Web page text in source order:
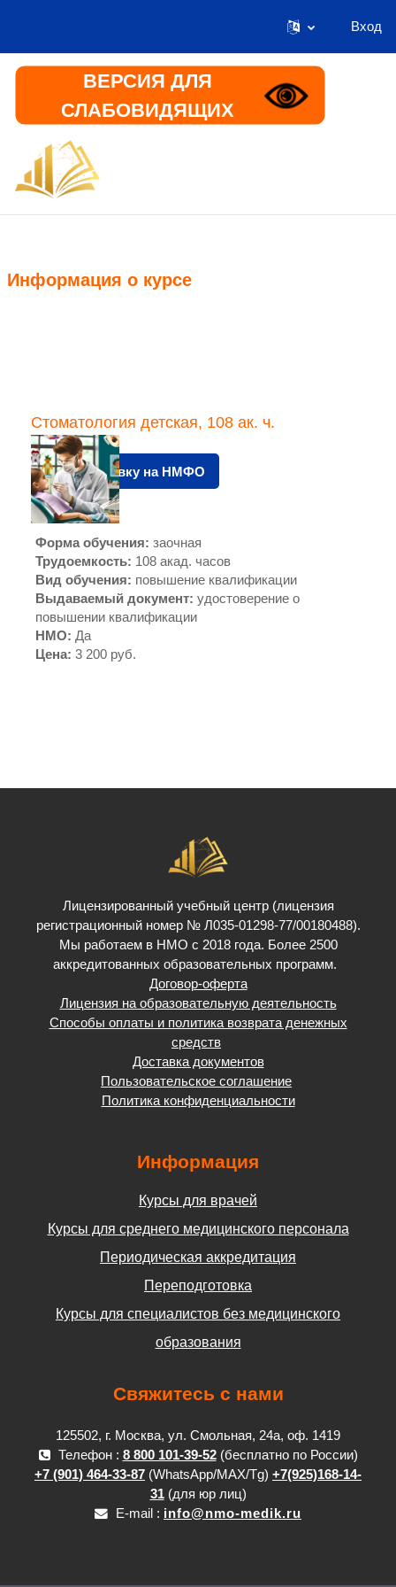
ВЕРСИЯ ДЛЯ
СЛАБОВИДЯЩИХ
Вход
Информация о курсе
Стоматология детская, 108 ак. ч.
Подать заявку на НМФО
Форма обучения: заочная
Трудоемкость: 108 акад. часов
Вид обучения: повышение квалификации
Выдаваемый документ: удостоверение о
повышении квалификации
НМО: Да
Цена: 3 200 руб.
Лицензированный учебный центр (лицензия
регистрационный номер № Л035-01298-77/00180488).
Мы работаем в НМО с 2018 года. Более 2500
аккредитованных образовательных программ.
Договор-оферта
Лицензия на образовательную деятельность
Способы оплаты и политика возврата денежных
средств
Доставка документов
Пользовательское соглашение
Политика конфиденциальности
Информация
Курсы для врачей
Курсы для среднего медицинского персонала
Периодическая аккредитация
Переподготовка
Курсы для специалистов без медицинского
образования
Свяжитесь с нами
125502, г. Москва, ул. Смольная, 24а, оф. 1419
Телефон : 8 800 101-39-52(бесплатно по России)
+7 (901) 464-33-87 (WhatsApp/MAX/Tg) +7(925)168-14-
31(для юр лиц)
E-mail : info@nmo-medik.ru